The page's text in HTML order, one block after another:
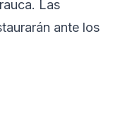
Las
ante los